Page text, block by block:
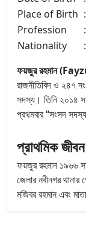
Place of Birth :
Profession
:
Nationality
:
ফয়জুর রহমান
রাজনীতিবিদ ও ২৪৭
সদস্য। তিনি ২০১৪
প্রথমবার “সংসদ
প্রাথমিক জীবন
ফয়জুর রহমান ১৯৬৬
জেলার নবীনগর
মজিবর রহমান এবং